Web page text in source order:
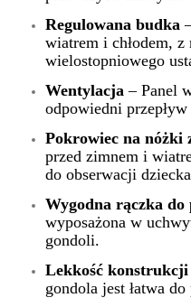
Regulowana budka
wiatrem i chłodem, z
wielostopniowego
Wentylacja – Panel
odpowiedni
Pokrowiec na nóżki
przed zimnem i
do obserwacji
Wygodna rączka do
wyposażona w
gondoli.
Lekkość konstrukcji
gondola jest łatwa